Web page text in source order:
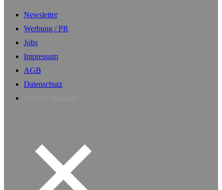
Newsletter
Werbung / PR
Jobs
Impressum
AGB
Datenschutz